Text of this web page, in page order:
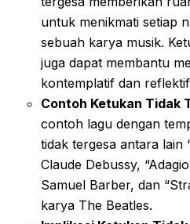
untuk menikmati setiap
sebuah karya musik.
juga dapat membantu
kontemplatif dan
Contoh Ketukan Tidak
contoh lagu dengan
tidak tergesa antara lain
Claude Debussy,
Samuel Barber, dan
karya The Beatles.